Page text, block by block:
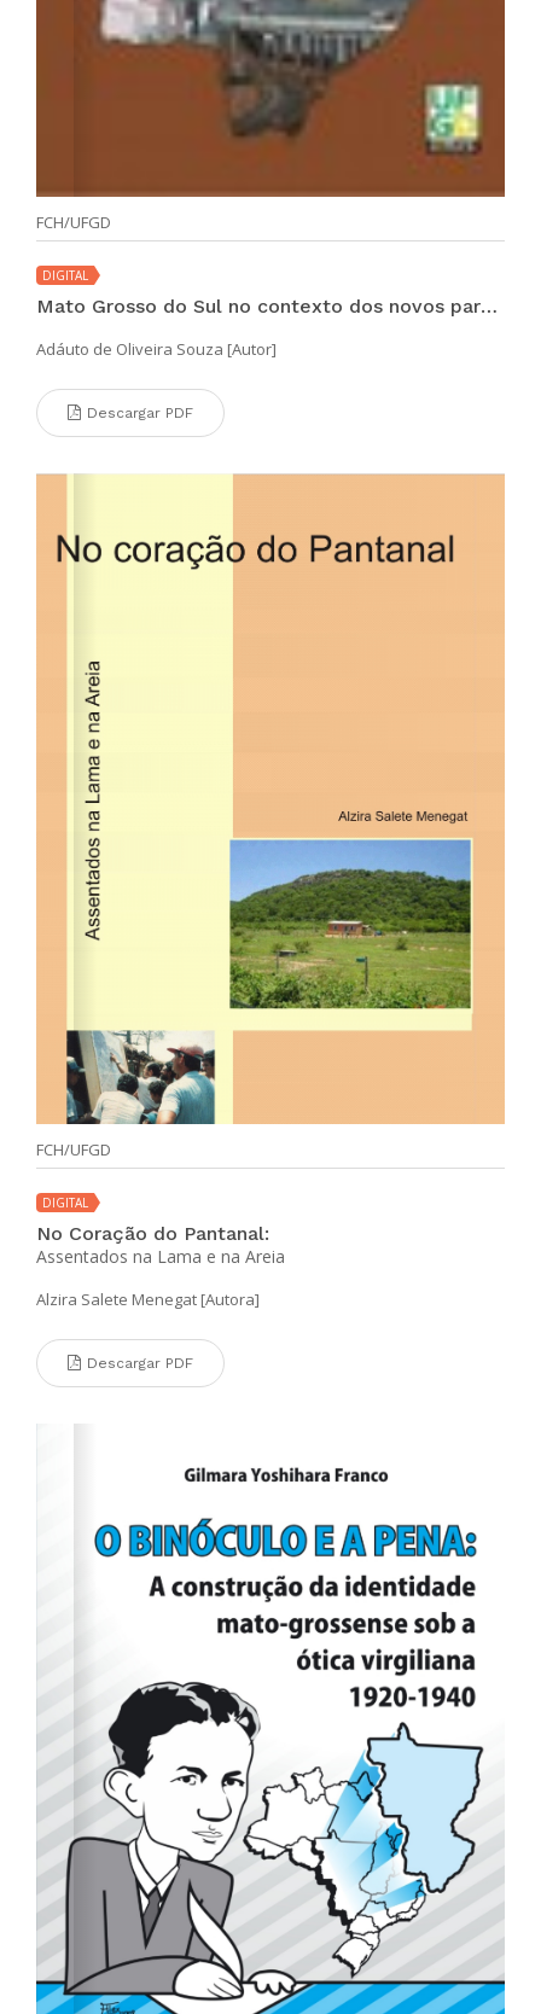
FCH/UFGD
DIGITAL
Mato Grosso do Sul no contexto dos novos paradigmas de integração e desenvolvimento nacional
Adáuto de Oliveira Souza [Autor]
Descargar PDF
FCH/UFGD
DIGITAL
No Coração do Pantanal:
Assentados na Lama e na Areia
Alzira Salete Menegat [Autora]
Descargar PDF